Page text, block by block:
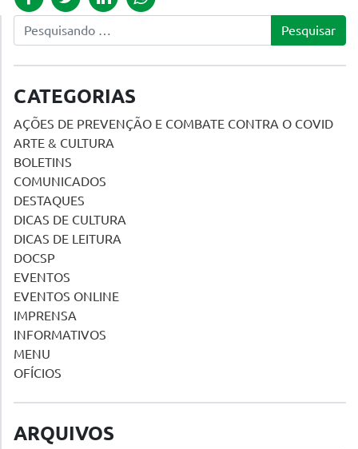
Pesquisar
CATEGORIAS
AÇÕES DE PREVENÇÃO E COMBATE CONTRA O COVID
ARTE & CULTURA
BOLETINS
COMUNICADOS
DESTAQUES
DICAS DE CULTURA
DICAS DE LEITURA
DOCSP
EVENTOS
EVENTOS ONLINE
IMPRENSA
INFORMATIVOS
MENU
OFÍCIOS
ARQUIVOS